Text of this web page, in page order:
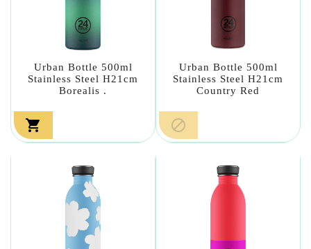
Urban Bottle 500ml
Stainless Steel H21cm
Borealis .

Urban Bottle 500ml
Stainless Steel H21cm
Country Red
